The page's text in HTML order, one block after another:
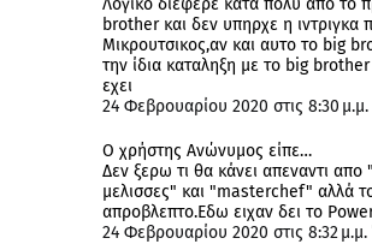
brother και δεν υπηρχε η ιντριγκα
Μικρουτσικος,αν και αυτο το big
την ίδια καταληξη με το big
εχει
24 Φεβρουαρίου 2020 στις 8:30 μ.μ.
Ο χρήστης Ανώνυμος είπε…
Δεν ξερω τι θα κάνει απεναντι απο
μελισσες" και "masterchef" αλλά το
απροβλεπτο.Εδω ειχαν δει το
24 Φεβρουαρίου 2020 στις 8:32 μ.μ.